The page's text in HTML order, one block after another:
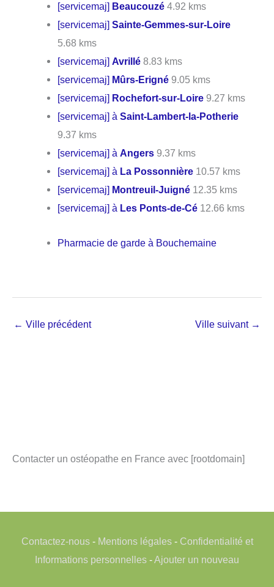
[servicemaj] Beaucouzé 4.92 kms
[servicemaj]Sainte-Gemmes-sur-Loire
5.68 kms
[servicemaj]Avrillé 8.83 kms
[servicemaj] Mûrs-Erigné 9.05 kms
[servicemaj] Rochefort-sur-Loire 9.27 kms
[servicemaj] àSaint-Lambert-la-Potherie
9.37 kms
[servicemaj] àAngers 9.37 kms
[servicemaj] à La Possonnière 10.57 kms
[servicemaj] Montreuil-Juigné 12.35 kms
[servicemaj] à Les Ponts-de-Cé 12.66 kms
Pharmacie de garde à Bouchemaine
← Ville précédent Ville suivant →
Contacter un ostéopathe en France avec [rootdomain]
Contactez-nous- Mentions légales- Confidentialité et
Informations personnelles -Ajouter un nouveau